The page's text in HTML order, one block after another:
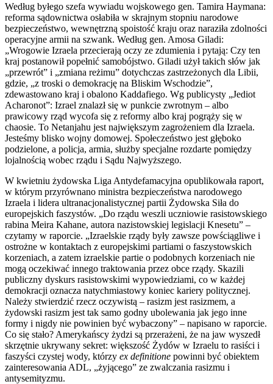
Według byłego szefa wywiadu wojskowego gen. Tamira Haymana:
reforma sądownictwa osłabiła w skrajnym stopniu narodowe
bezpieczeństwo, wewnętrzną spoistość kraju oraz naraziła zdolności
operacyjne armii na szwank. Według gen. Amosa Giladi:
„Wrogowie Izraela przecierają oczy ze zdumienia i pytają: Czy ten
kraj postanowił popełnić samobójstwo. Giladi użył takich słów jak
„przewrót” i „zmiana reżimu” dotychczas zastrzeżonych dla Libii,
gdzie, „z troski o demokrację na Bliskim Wschodzie”,
zdewastowano kraj i obalono Kaddafiego. Wg publicysty „Jediot
Acharonot”: Izrael znalazł się w punkcie zwrotnym – albo
prawicowy rząd wycofa się z reformy albo kraj pogrąży się w
chaosie. To Netanjahu jest największym zagrożeniem dla Izraela.
Jesteśmy blisko wojny domowej. Społeczeństwo jest głęboko
podzielone, a policja, armia, służby specjalne rozdarte pomiędzy
lojalnością wobec rządu i Sądu Najwyższego.
W kwietniu żydowska Liga Antydefamacyjna opublikowała raport,
w którym przyrównano ministra bezpieczeństwa narodowego
Izraela i lidera ultranacjonalistycznej partii Żydowska Siła do
europejskich faszystów. „Do rządu weszli uczniowie rasistowskiego
rabina Meira Kahane, autora nazistowskiej legislacji Knesetu” –
czytamy w raporcie. „Izraelskie rządy były zawsze powściągliwe i
ostrożne w kontaktach z europejskimi partiami o faszystowskich
korzeniach, a zatem izraelskie partie o podobnych korzeniach nie
mogą oczekiwać innego traktowania przez obce rządy. Skazili
publiczny dyskurs rasistowskimi wypowiedziami, co w każdej
demokracji oznacza natychmiastowy koniec kariery politycznej.
Należy stwierdzić rzecz oczywistą – rasizm jest rasizmem, a
żydowski rasizm jest tak samo godny ubolewania jak jego inne
formy i nigdy nie powinien być wybaczony” – napisano w raporcie.
Co się stało? Amerykańscy żydzi są przerażeni, że na jaw wyszedł
skrzętnie ukrywany sekret: większość Żydów w Izraelu to rasiści i
faszyści czystej wody, którzy ex definitione powinni być obiektem
zainteresowania ADL, „żyjącego” ze zwalczania rasizmu i
antysemityzmu.